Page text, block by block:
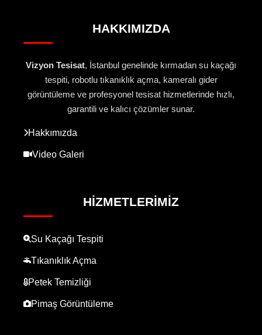
HAKKIMIZDA
Vizyon Tesisat, İstanbul genelinde kırmadan su kaçağı
tespiti, robotlu tıkanıklık açma, kameralı gider
görüntüleme ve profesyonel tesisat hizmetlerinde hızlı,
garantili ve kalıcı çözümler sunar.
Hakkımızda
Video Galeri
HIZMETLERIMIZ
Su Kaçağı Tespiti
Tıkanıklık Açma
Petek Temizliği
Pimaş Görüntüleme